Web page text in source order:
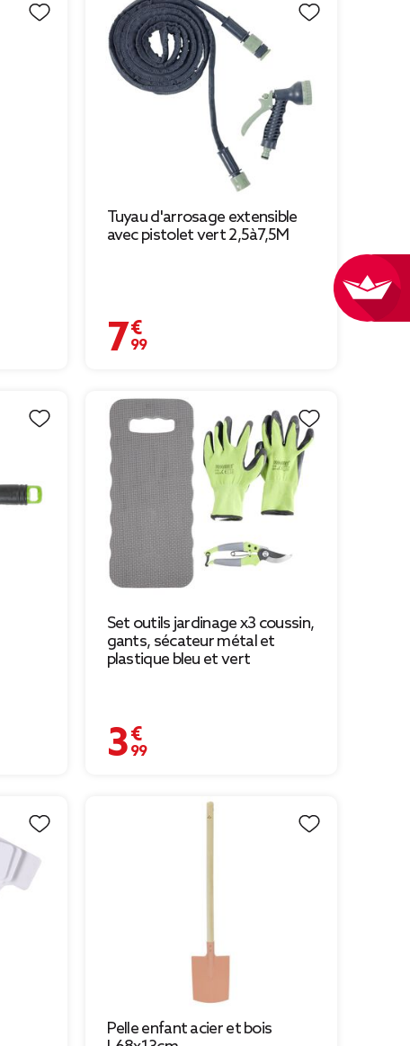
Tuyau d'arrosage extensible
avec pistolet vert 2,5à7,5M
7,99 €
Set outils jardinage x3 coussin,
gants, sécateur métal et
plastique bleu et vert
3,99 €
Pelle enfant acier et bois